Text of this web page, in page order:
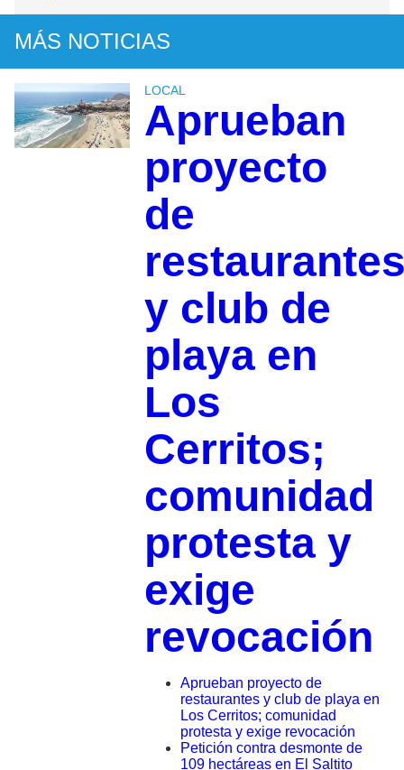
MÁS NOTICIAS
LOCAL
Aprueban
proyecto
de
y club de
playa en
Los
Cerritos;
comunidad
protesta y
exige
revocación
Aprueban proyecto de
restaurantes y club de playa en
Los Cerritos; comunidad
protesta y exige revocación
Petición contra desmonte de
109 hectáreas en El Saltito